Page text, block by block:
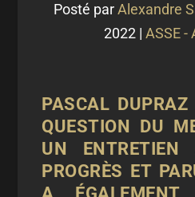
Posté parAlexandre
2022| ASSE -
PASCAL
QUESTION DU
UN ENTRETIEN
PROGRÈS ET